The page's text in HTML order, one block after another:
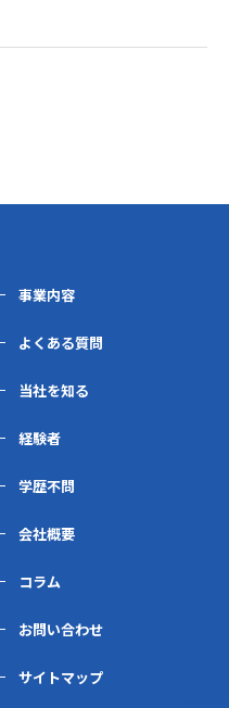
事業内容
よくある質問
当社を知る
経験者
学歴不問
会社概要
コラム
お問い合わせ
サイトマップ